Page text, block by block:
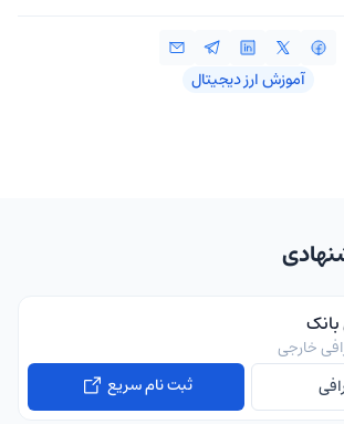
آموزش ارز دیجیتال
خارجی
ثبت نام سریع